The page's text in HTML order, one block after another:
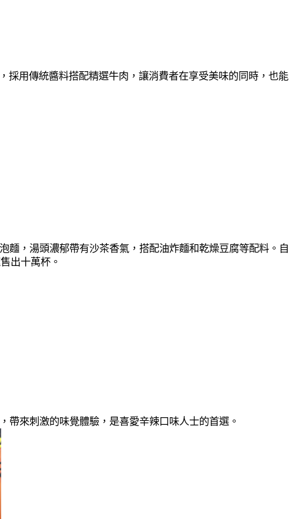
採用傳統醬料搭配精選牛肉，讓消費者在享受美味的同時，也能
麵，湯頭濃郁帶有沙茶香氣，搭配油炸麵和乾燥豆腐等配料。自
出十萬杯。
帶來刺激的味覺體驗，是喜愛辛辣口味人士的首選。